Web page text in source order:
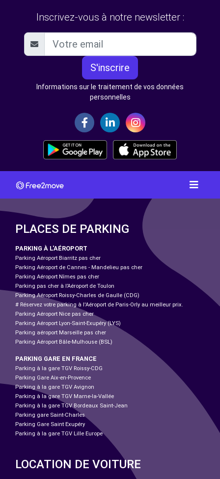
Inscrivez-vous à notre newsletter :
S'inscrire
Informations sur le traitement de vos données
personnelles
PLACES DE PARKING
PARKING À L'AÉROPORT
Parking Aéroport Biarritz pas cher
Parking Aéroport de Cannes - Mandelieu pas cher
Parking Aéroport Nîmes pas cher
Parking pas cher à l’Aéroport de Toulon
Parking Aéroport Roissy-Charles de Gaulle (CDG)
# Réservez votre parking à l'Aéroport de Paris-Orly au meilleur prix.
Parking Aéroport Nice pas cher
Parking Aéroport Lyon-Saint-Exupéry (LYS)
Parking aéroport Marseille pas cher
Parking Aéroport Bâle-Mulhouse (BSL)
PARKING GARE EN FRANCE
Parking à la gare TGV Roissy-CDG
Parking Gare Aix-en-Provence
Parking à la gare TGV Avignon
Parking à la gare TGV Marne-la-Vallée
Parking à la gare TGV Bordeaux Saint-Jean
Parking gare Saint-Charles
Parking Gare Saint Exupéry
Parking à la gare TGV Lille Europe
LOCATION DE VOITURE